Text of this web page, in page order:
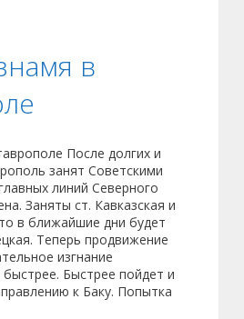
в
После долгих и
занят Советскими
линий Северного
Заняты ст. Кавказская и
в ближайшие дни будет
Теперь продвижение
изгнание
Быстрее пойдет и
к Баку. Попытка